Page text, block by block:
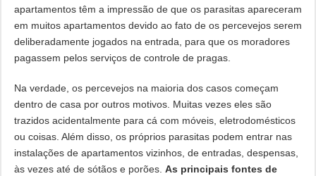
apartamentos têm a impressão de que os parasitas apareceram
em muitos apartamentos devido ao fato de os percevejos serem
deliberadamente jogados na entrada, para que os moradores
pagassem pelos serviços de controle de pragas.
Na verdade, os percevejos na maioria dos casos começam
dentro de casa por outros motivos. Muitas vezes eles são
trazidos acidentalmente para cá com móveis, eletrodomésticos
ou coisas. Além disso, os próprios parasitas podem entrar nas
instalações de apartamentos vizinhos, de entradas, despensas,
às vezes até de sótãos e porões. As principais fontes de